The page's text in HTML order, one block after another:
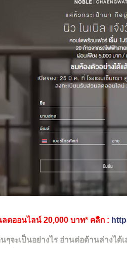
ลดออนไลน์ 20,000 บาท* คลิก :
ๆจะเป็นอย่างไร อ่านต่อด้านล่างได้เ